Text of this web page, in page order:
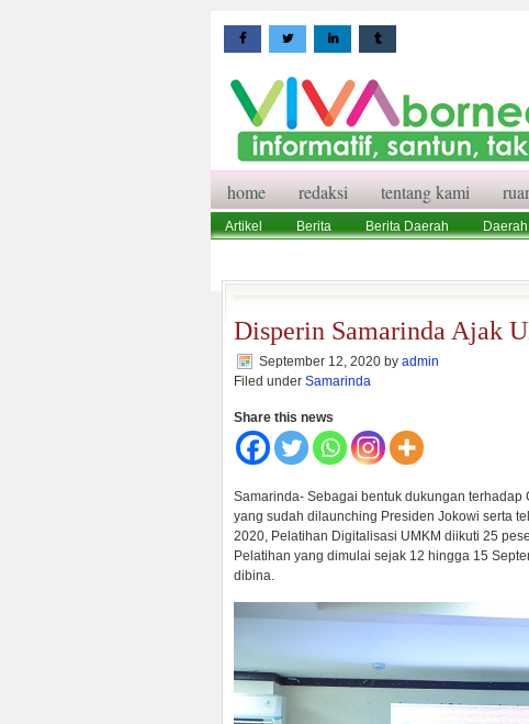
home redaksi tentang kami
Artikel Berita Berita Daerah Daerah
Disperin Samarinda Ajak
September 12, 2020 by admin
Filed under Samarinda
Share this news
Samarinda- Sebagai bentuk dukungan
yang sudah dilaunching Presiden Jokowi serta
2020, Pelatihan Digitalisasi UMKM diikuti 25
Pelatihan yang dimulai sejak 12 hingga 15
dibina.